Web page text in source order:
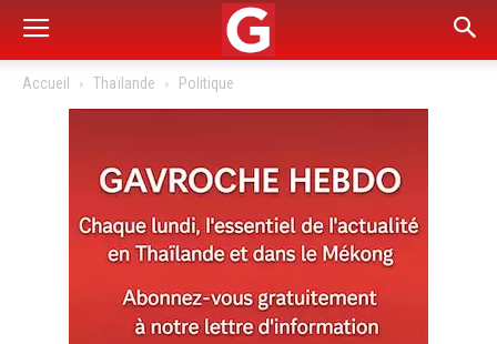
Accueil Thaïlande Politique